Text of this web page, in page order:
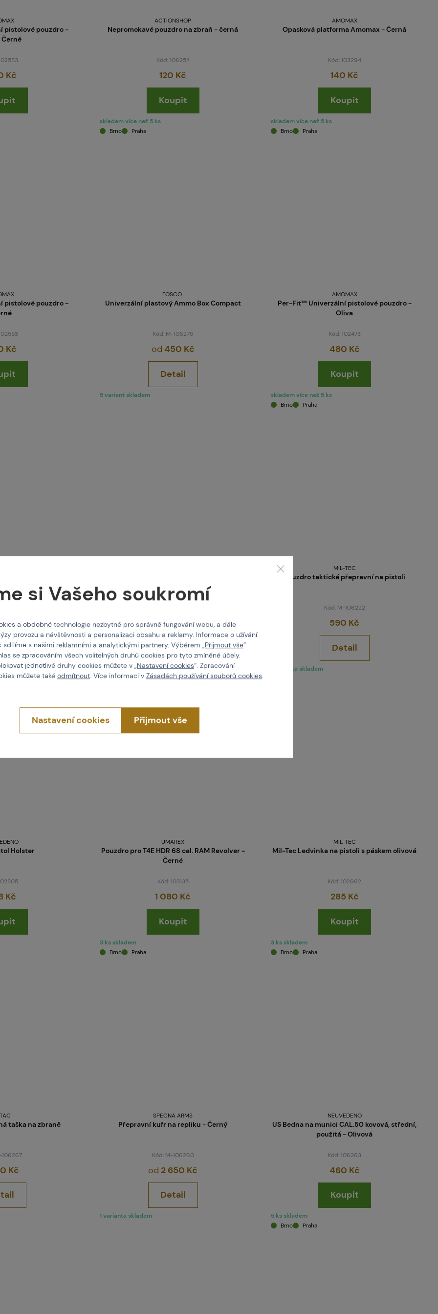
pistolové pouzdro -
Kč
ACTIONSHOP
Nepromokavé pouzdro na zbraň - černá
Kód: 106254
120 Kč
Koupit
skladem více než 5 ks
Brno
Praha
AMOMAX
Opasková platforma Amomax - Černá
Kód: 103294
140 Kč
Koupit
skladem více než 5 ks
Brno
Praha
pistolové pouzdro -
Kč
FOSCO
Univerzální plastový Ammo Box Compact
Kód: M-106275
od 450 Kč
Detail
5 variant skladem
AMOMAX
Per-Fit™ Univerzální pistolové pouzdro -
Oliva
Kód: 102473
480 Kč
Koupit
skladem více než 5 ks
Brno
Praha
Kč 390 Kč
Koupit
skladem více než 5 ks
Brno
Praha
MIL-TEC
Pouzdro taktické přepravní na pistoli
Kód: M-106222
590 Kč
Detail
1 varianta skladem
Holster
Kč
UMAREX
Pouzdro pro T4E HDR 68 cal. RAM Revolver -
Černé
Kód: 103135
1 080 Kč
Koupit
3 ks skladem
Brno
Praha
MIL-TEC
Mil-Tec Ledvinka na pistoli s páskem olivová
Kód: 102662
285 Kč
Koupit
3 ks skladem
Brno
Praha
taška na zbraně
106267
Kč
SPECNA ARMS
Přepravní kufr na repliku - Černý
Kód: M-106260
od 2 650 Kč
Detail
1 varianta skladem
NEUVEDENO
US Bedna na munici CAL.50 kovová, střední,
použitá - Olivová
Kód: 106263
460 Kč
Koupit
5 ks skladem
Brno
Praha
si Vašeho soukromí
a obdobné technologie nezbytné pro správné fungování webu, a dále
provozu a návštěvnosti a personalizaci obsahu a reklamy. Informace o užívání
sdílíme s našimi reklamními a analytickými partnery. Výběrem „Přijmout vše“
se zpracováním všech volitelných druhů cookies pro tyto zmíněné účely.
jednotlivé druhy cookies můžete v „Nastavení cookies“. Zpracování
můžete také odmítnout. Více informací v Zásadách používání souborů cookies.
Nastavení cookies Přijmout vše